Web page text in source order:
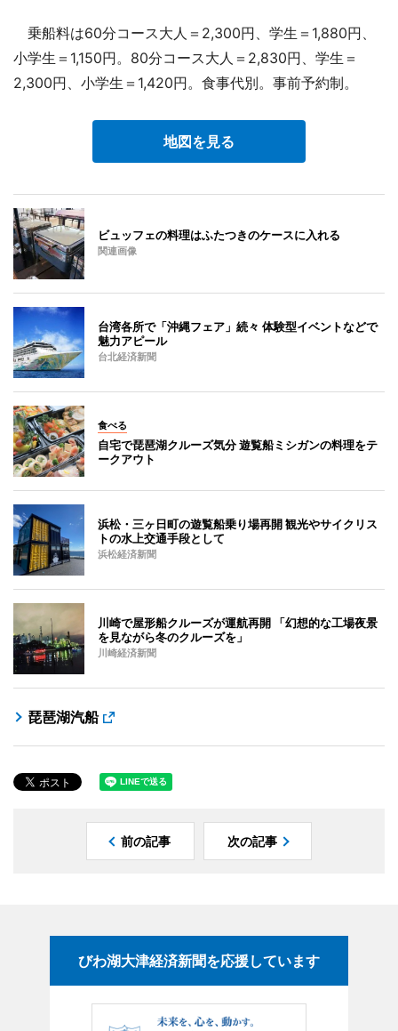
乗船料は60分コース大人＝2,300円、学生＝1,880円、
小学生＝1,150円。80分コース大人＝2,830円、学生＝
2,300円、小学生＝1,420円。食事代別。事前予約制。
地図を見る
ビュッフェの料理はふたつきのケースに入れる
関連画像
台湾各所で「沖縄フェア」続々 体験型イベントなどで
魅力アピール
台北経済新聞
食べる
自宅で琵琶湖クルーズ気分 遊覧船ミシガンの料理をテ
ークアウト
浜松・三ヶ日町の遊覧船乗り場再開 観光やサイクリス
トの水上交通手段として
浜松経済新聞
川崎で屋形船クルーズが運航再開 「幻想的な工場夜景
を見ながら冬のクルーズを」
川崎経済新聞
琵琶湖汽船
前の記事 次の記事
びわ湖大津経済新聞を応援しています